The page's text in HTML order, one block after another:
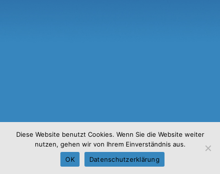
Diese Website benutzt Cookies. Wenn Sie die Website weiter
nutzen, gehen wir von Ihrem Einverständnis aus.
OK
Datenschutzerklärung